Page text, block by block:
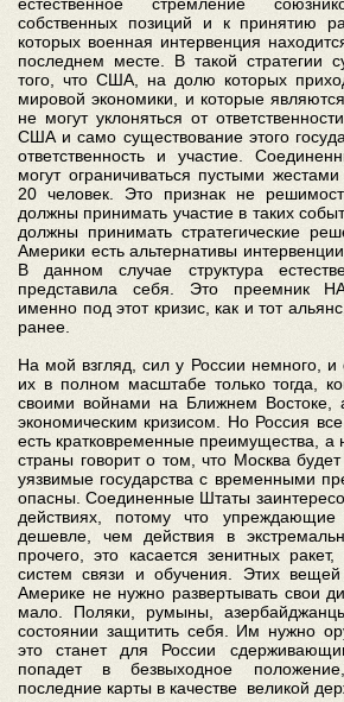
собственных позиций и к принятию
которых военная интервенция
последнем месте. В такой стратегии
того, что США, на долю которых
мировой экономики, и которые
не могут уклоняться от
США и само существование этого
ответственность и участие.
могут ограничиваться пустыми
20 человек. Это признак не
должны принимать участие в таких
должны принимать стратегические
Америки есть альтернативы
В данном случае структура
представила себя. Это преемник
именно под этот кризис, как и тот
ранее.
На мой взгляд, сил у России немного,
их в полном масштабе только тогда,
своими войнами на Ближнем Востоке,
экономическим кризисом. Но Россия
есть кратковременные преимущества, а
страны говорит о том, что Москва
уязвимые государства с временными
опасны. Соединенные Штаты
действиях, потому что упреждающие
дешевле, чем действия в
прочего, это касается зенитных ракет,
систем связи и обучения. Этих
Америке не нужно развертывать свои
мало. Поляки, румыны,
состоянии защитить себя. Им нужно
это станет для России
попадет в безвыходное
последние карты в качестве великой